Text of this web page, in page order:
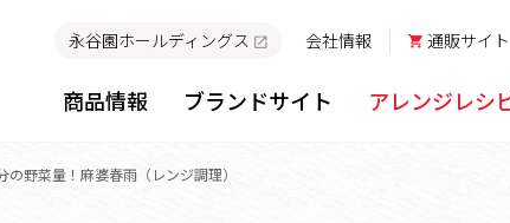
永谷園ホールディングス 会社情報 通販サイト
商品情報 ブランドサイト アレンジレシ
の野菜量！麻婆春雨（レンジ調理）